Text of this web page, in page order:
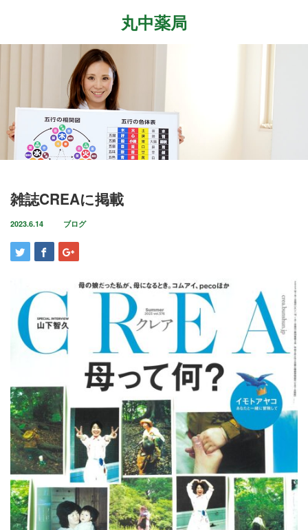
丸中薬局
雑誌CREAに掲載
2023.6.14 ブログ
症状改善事例
取扱商品
ブログ
店舗案内
お問い合わせ
最近の記事
2026.7.27
研究が進む中、抗がん剤や新しい治療法…
2026.4.14
公園で拾った椿を綺麗に並べて飾りました。春
の訪れの心地良い気候と、花冷えの寒さが交差
するような中、この時期としては記録的…
2026.2.27
3月の声が聞こえるとすっかり春らしくな
り、明石公園の梅の花も満開で、寒い冬がよう
やく終わりを迎えて穏やかな日が訪れるよ…
2025.12.28
今年もあと数日になりましたね。歳を重ねると一年が過ぎるのが
本当に早く感じますが、忙しい日々が本当に有り難く思います。
分刻…